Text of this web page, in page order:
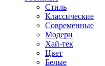
Стиль
Классические
Современные
Модерн
Хай-тек
Цвет
Белые